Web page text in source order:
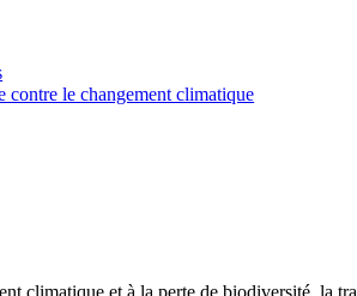
contre le changement climatique
climatique et à la perte de biodiversité, la